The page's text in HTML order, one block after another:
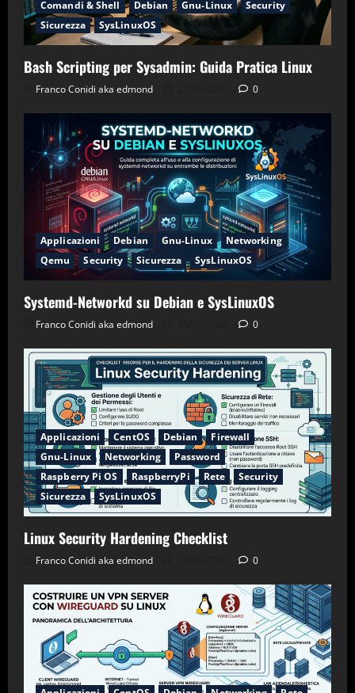
Comandi & Shell
Debian Gnu-Linux
Security
Sicurezza
SysLinuxOS
Bash Scripting per Sysadmin: Guida Pratica Linux
Franco Conidi aka edmond 0
Applicazioni Debian Gnu-Linux
Networking
Qemu
Security Sicurezza SysLinuxOS
Systemd-Networkd su Debian e SysLinuxOS
Franco Conidi aka edmond 0
Applicazioni CentOS Debian
Firewall
Gnu-Linux
Networking
Password
Raspberry Pi OS
RaspberryPi Rete
Security
Sicurezza
SysLinuxOS
Linux Security Hardening Checklist
Franco Conidi aka edmond 0